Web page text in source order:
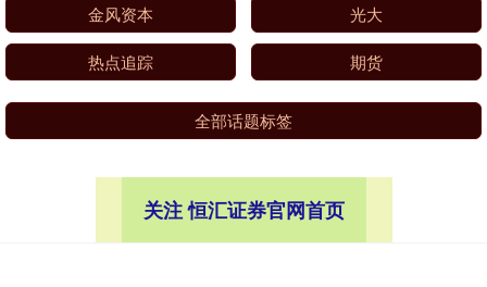
金风资本 光大
热点追踪 期货
全部话题标签
关注 恒汇证券官网首页